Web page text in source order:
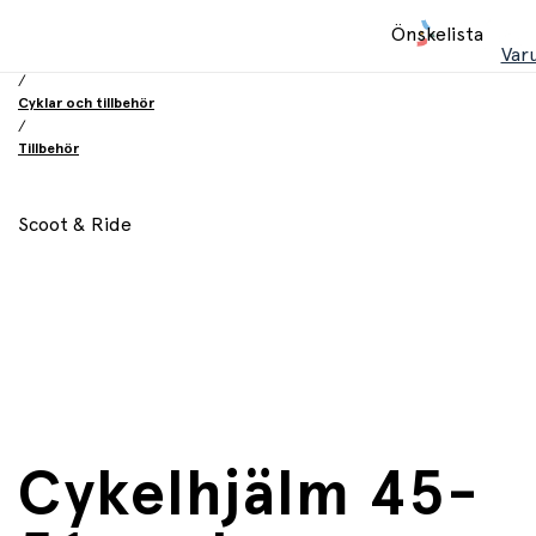
Önskelista
/
Cyklar och tillbehör
/
Tillbehör
Scoot & Ride
Cykelhjälm 45-